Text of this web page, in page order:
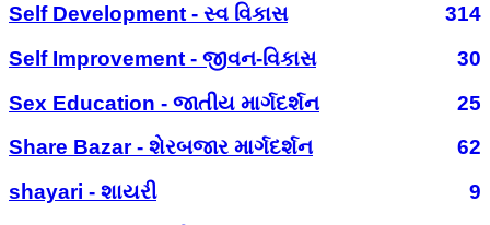
Self Development - સ્વ વિકાસ
314
Self Improvement - જીવન-વિકાસ
30
Sex Education - જાતીય માર્ગદર્શન
25
Share Bazar - શેરબજાર માર્ગદર્શન
62
shayari - શાયરી
9